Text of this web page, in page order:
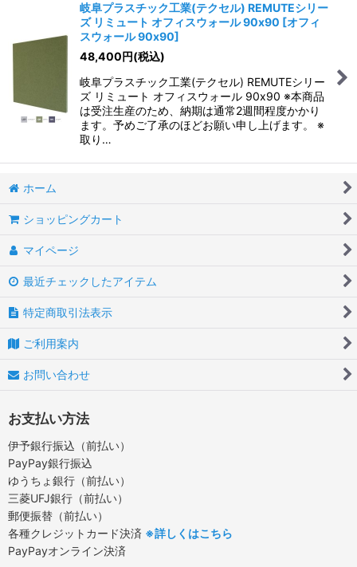
岐阜プラスチック工業(テクセル) REMUTEシリー
ズ リミュート オフィスウォール 90x90 [オフィ
スウォール 90x90]
48,400円(税込)
岐阜プラスチック工業(テクセル) REMUTEシリー
ズ リミュート オフィスウォール 90x90 ※本商品
は受注生産のため、納期は通常2週間程度かかり
ます。予めご了承のほどお願い申し上げます。 ※
取り…
ホーム
ショッピングカート
マイページ
最近チェックしたアイテム
特定商取引法表示
ご利用案内
お問い合わせ
お支払い方法
伊予銀行振込（前払い）
PayPay銀行振込
ゆうちょ銀行（前払い）
三菱UFJ銀行（前払い）
郵便振替（前払い）
各種クレジットカード決済 ※詳しくはこちら
PayPayオンライン決済